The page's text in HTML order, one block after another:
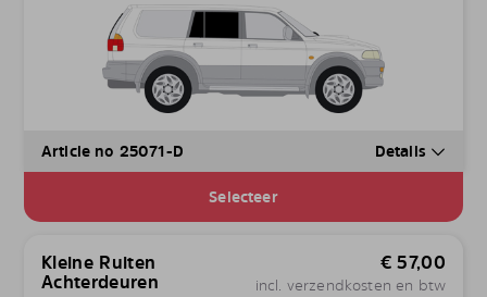
Article no 25071-D Details
Selecteer
Kleine Ruiten
Achterdeuren
€ 57,00
incl. verzendkosten en btw